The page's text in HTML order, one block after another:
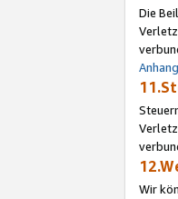
Die
Wir